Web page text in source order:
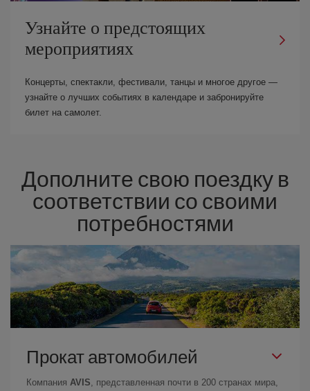
Узнайте о предстоящих
мероприятиях
Концерты, спектакли, фестивали, танцы и многое другое —
узнайте о лучших событиях в календаре и забронируйте
билет на самолет.
Дополните свою поездку в
соответствии со своими
потребностями
Прокат автомобилей
Компания AVIS, представленная почти в 200 странах мира,